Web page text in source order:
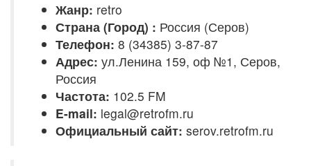
Жанр: retro
Страна (Город) : Россия (Серов)
Телефон: 8 (34385) 3-87-87
Адрес: ул.Ленина 159, оф №1, Серов,
Россия
Частота: 102.5 FM
E-mail: legal@retrofm.ru
Официальный сайт: serov.retrofm.ru